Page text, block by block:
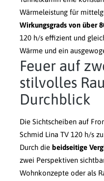
Wärmeleistung für
Wirkungsgrads von über
120 h/s effizient und
Wärme und ein
Feuer auf
stilvolles
Durchblick
Die Sichtscheiben auf
Schmid Lina TV 120 h/s
Durch die beidseitige
zwei Perspektiven
Wohnkonzepte oder als